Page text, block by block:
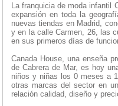
La franquicia de moda infantil
expansión en toda la
nuevas tiendas en Madrid,
y en la calle Carmen, 26, las
en sus primeros días de
Canada House, una enseña
de Cabrera de Mar, es hoy
niños y niñas los 0 meses a
otras marcas del sector en
relación calidad, diseño y